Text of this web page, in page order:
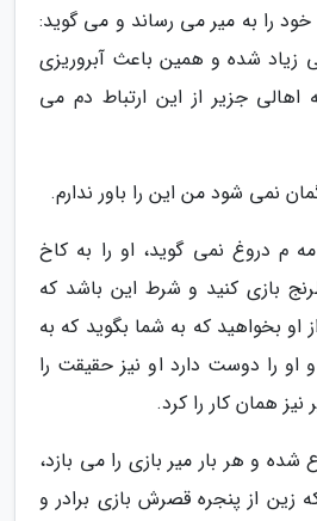
را به میر می رساند و می گوید:
زیاد شده و همین باعث آبروریزی
جزیر از این ارتباط دم می
نمی شود من این را باور ندارم.
م دروغ نمی گوید، او را به کاخ
بازی کنید و شرط این باشد که
او بخواهید که به شما بگوید که به
او را دوست دارد او نیز حقیقت را
همان کار را کرد.
و هر بار میر بازی را می بازد،
زین از پنجره قصرش بازی برادر و